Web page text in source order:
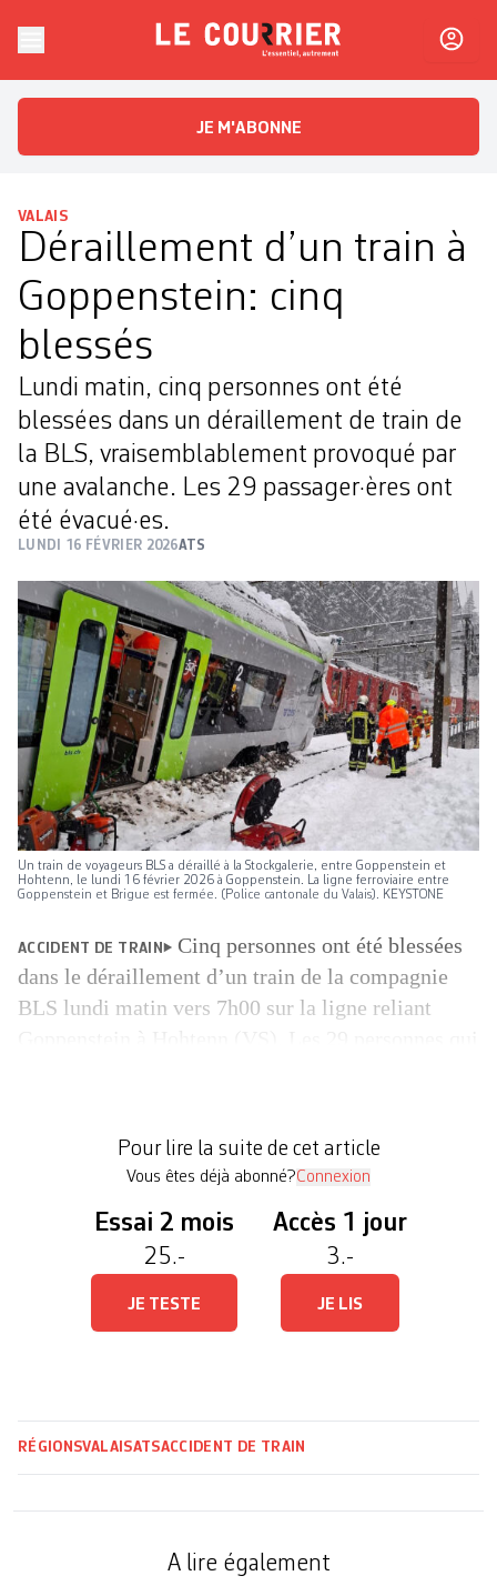
Le CourrierL'essentiel, autrement
JE M'ABONNE
VALAIS
Déraillement d’un train à
Goppenstein: cinq
blessés
Lundi matin, cinq personnes ont été
blessées dans un déraillement de train de
la BLS, vraisemblablement provoqué par
une avalanche. Les 29 passager·ères ont
été évacué·es.
LUNDI 16 FÉVRIER 2026ATS
Un train de voyageurs BLS a déraillé à la Stockgalerie, entre Goppenstein et
Hohtenn, le lundi 16 février 2026 à Goppenstein. La ligne ferroviaire entre
Goppenstein et Brigue est fermée. (Police cantonale du Valais). KEYSTONE
ACCIDENT DE TRAIN
Cinq personnes ont été blessées
dans le déraillement d’un train de la compagnie
BLS lundi matin vers 7h00 sur la ligne reliant
Pour lire la suite de cet article
Vous êtes déjà abonné?Connexion
Essai 2 mois
25.-
JE TESTE
Accès 1 jour
3.-
JE LIS
RÉGIONSVALAISATSACCIDENT DE TRAIN
A lire également